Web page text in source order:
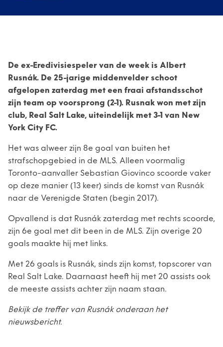
De ex-Eredivisiespeler van de week is Albert
Rusnák. De 25-jarige middenvelder schoot
afgelopen zaterdag met een fraai afstandsschot
zijn team op voorsprong (2-1). Rusnak won met zijn
club, Real Salt Lake, uiteindelijk met 3-1 van New
York City FC.
Het was alweer zijn 8e goal van buiten het
strafschopgebied in de MLS. Alleen voormalig
Toronto-aanvaller Sebastian Giovinco scoorde vaker
op deze manier (13 keer) sinds de komst van Rusnák
naar de Verenigde Staten (begin 2017).
Opvallend is dat Rusnák zaterdag met rechts scoorde,
zijn 6e goal met dit been in de MLS. Zijn overige 20
goals maakte hij met links.
Met 26 goals is Rusnák, sinds zijn komst, topscorer van
Real Salt Lake. Daarnaast heeft hij met 20 assists ook
de meeste assists achter zijn naam staan.
Bekijk de treffer van Rusnák onderaan het
nieuwsbericht.